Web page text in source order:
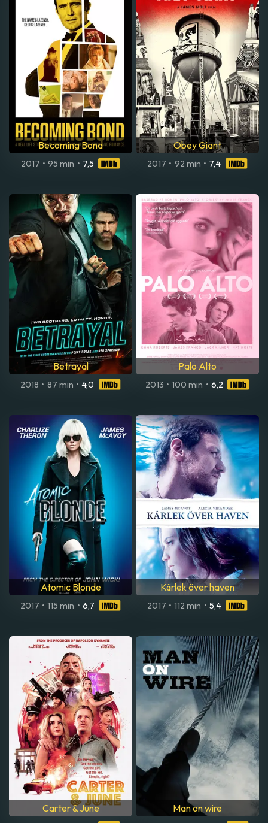
Becoming Bond
2017 • 95 min • 7,5
Obey Giant
2017 • 92 min • 7,4
Betrayal
2018 • 87 min • 4,0
Palo Alto
2013 • 100 min • 6,2
Atomic Blonde
2017 • 115 min • 6,7
Kärlek över haven
2017 • 112 min • 5,4
Carter & June Man on wire